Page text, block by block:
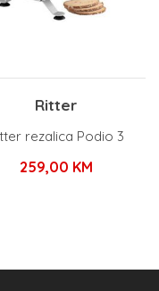
Ritter
rezalica Podio 3
259,00 KM